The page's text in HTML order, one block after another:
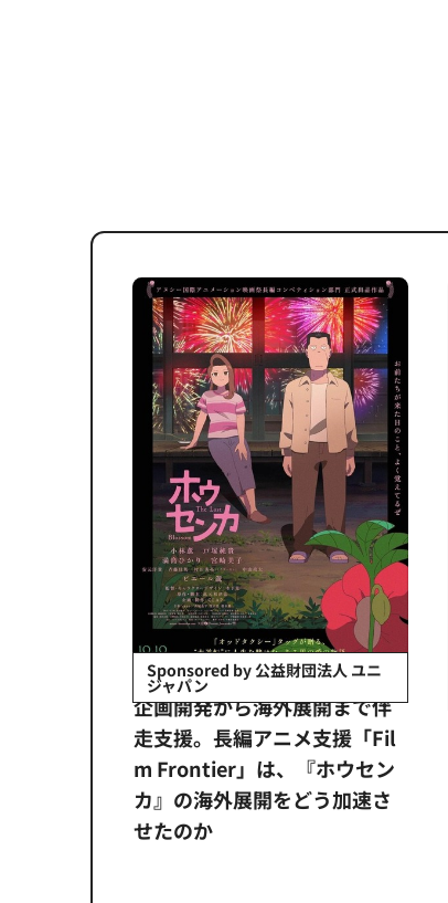
Sponsored by 公益財団法人 ユニ
ジャパン
企画開発から海外展開まで伴
走支援。長編アニメ支援「Fil
m Frontier」は、『ホウセン
カ』の海外展開をどう加速さ
せたのか